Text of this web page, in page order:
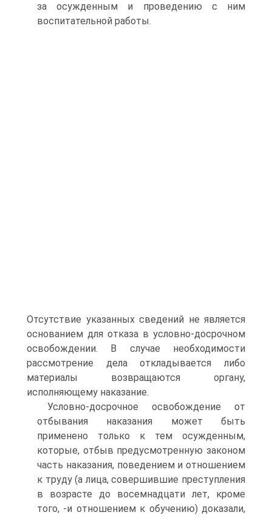
за осужденным и проведению с ним
воспитательной работы.
Отсутствие указанных сведений не является
основанием для отказа в условно-досрочном
освобождении. В случае необходимости
рассмотрение дела откладывается либо
материалы возвращаются органу,
исполняющему наказание.
Условно-досрочное освобождение от
отбывания наказания может быть
применено только к тем осужденным,
которые, отбыв предусмотренную законом
часть наказания, поведением и отношением
к труду (а лица, совершившие преступления
в возрасте до восемнадцати лет, кроме
того, -и отношением к обучению) доказали,